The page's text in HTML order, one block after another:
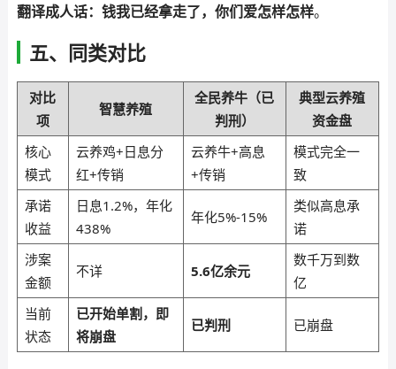
翻译成人话：钱我已经拿走了，你们爱怎样怎样。
五、同类对比
对比
项
智慧养殖
全民养牛（已
判刑）
典型云养殖
资金盘
核心
模式
云养鸡+日息分
红+传销
云养牛+高息
+传销
模式完全一
致
承诺
收益
日息1.2%，年化
438%
年化5%-15%
类似高息承
诺
涉案
金额
不详 5.6亿余元
数千万到数
亿
当前
状态
已开始单割，即
将崩盘
已判刑 已崩盘